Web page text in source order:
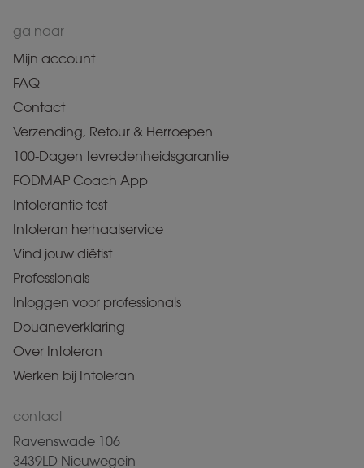
ga naar
Mijn account
FAQ
Contact
Verzending, Retour & Herroepen
100-Dagen tevredenheidsgarantie
FODMAP Coach App
Intolerantie test
Intoleran herhaalservice
Vind jouw diëtist
Professionals
Inloggen voor professionals
Douaneverklaring
Over Intoleran
Werken bij Intoleran
contact
Ravenswade 106
3439LD Nieuwegein